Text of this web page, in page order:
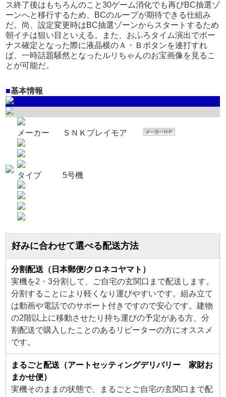
ス終了後はもちろんのこと30ゲーム消化でも再びBC抽選ゾ
ーンへと移行するため、BCのループが期待できる仕組み
だ。尚、設定変更時はBC抽選ゾーンからスタートするため
朝イチは狙い目といえる。また、おふろタイム演出でボー
ナス確定となった際に液晶横のＡ・Ｂボタンを連打すれ
ば、一時話題騒然となったルリちゃんのお宝画像を見るこ
とが可能だ。
■基本情報
メーカー ＳＮＫプレイモア
タイプ 5号機
好みに合わせて選べる配送方法
分割配送（日本郵便/クロネコヤマト）
実機を2・3分割して、ご自宅の玄関口まで配送します。
分割することにより軽くなり運びやすいです。組み立て
は動画や電話でのサポート付きですので安心です。建物
の2階以上に移動させたり持ち運びの予定がある方、分
割配送で購入したことのあるリピーターの方にオススメ
です。
まるごと配送（アートセッティングデリバリー 家財お
まかせ便）
実機そのままの状態で、まるごとご自宅の玄関口まで配